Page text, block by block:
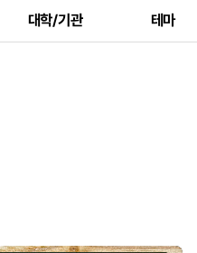
대학/기관 테마